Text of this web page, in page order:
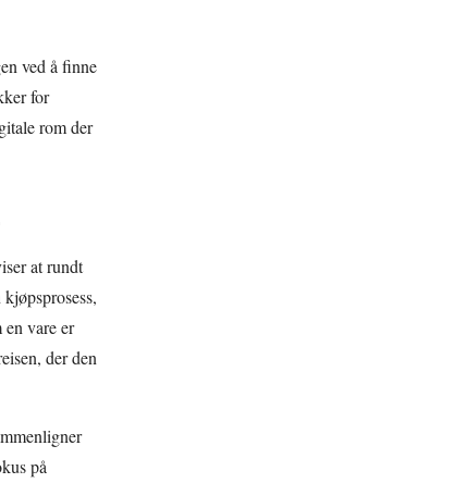
ved å finne
for
rom der
at rundt
vare er
der den
på